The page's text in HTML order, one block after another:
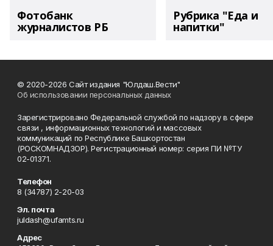
Фотобанк
журналистов РБ
Рубрика "Еда и
напитки"
© 2020-2026 Сайт издания "Юлдаш.Вести"
Об использовании персональных данных
Зарегистрировано Федеральной службой по надзору в сфере
связи , информационных технологий и массовых
коммуникаций по Республике Башкортостан
(РОСКОМНАДЗОР). Регистрационный номер: серия ПИ №ТУ
02-01371.
Телефон
8 (34787) 2-20-03
Эл. почта
juldash@ufamts.ru
Адрес